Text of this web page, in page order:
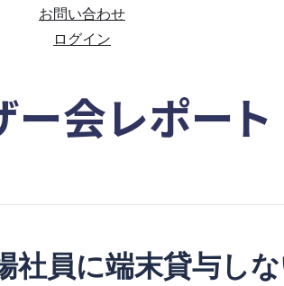
お問い合わせ
ログイン
ー会レポート
社員に端末貸与し